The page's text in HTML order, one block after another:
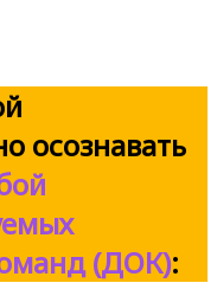
осознавать
(ДОК):